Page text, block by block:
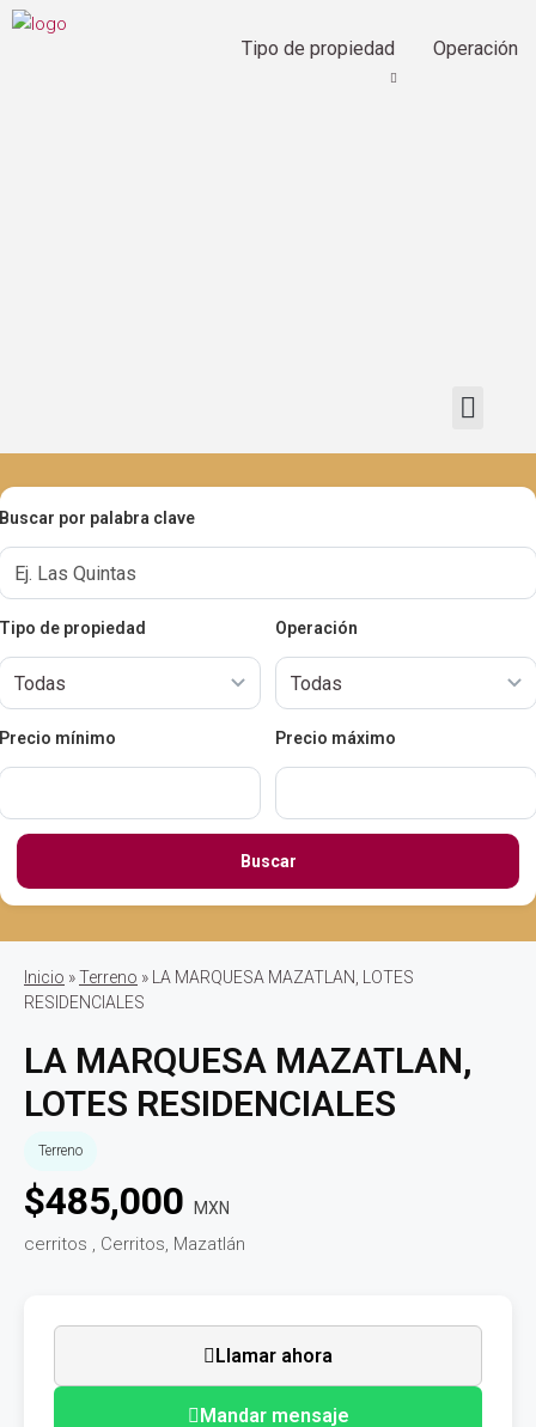
Tipo de propiedad Operación
Buscar por palabra clave
Tipo de propiedad Operación
Precio mínimo Precio máximo
Buscar
Inicio »Terreno » LA MARQUESA MAZATLAN, LOTES
RESIDENCIALES
LA MARQUESA MAZATLAN,
LOTES RESIDENCIALES
Terreno
$485,000 MXN
cerritos , Cerritos, Mazatlán
Llamar ahora
Mandar mensaje